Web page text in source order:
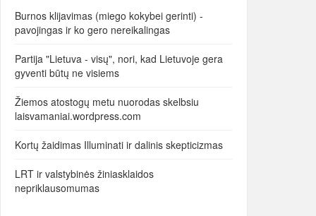
Burnos klijavimas (miego kokybei gerinti) -
pavojingas ir ko gero nereikalingas
Partija "Lietuva - visų", nori, kad Lietuvoje gera
gyventi būtų ne visiems
Žiemos atostogų metu nuorodas skelbsiu
laisvamaniai.wordpress.com
Kortų žaidimas Illuminati ir dalinis skepticizmas
LRT ir valstybinės žiniasklaidos
nepriklausomumas